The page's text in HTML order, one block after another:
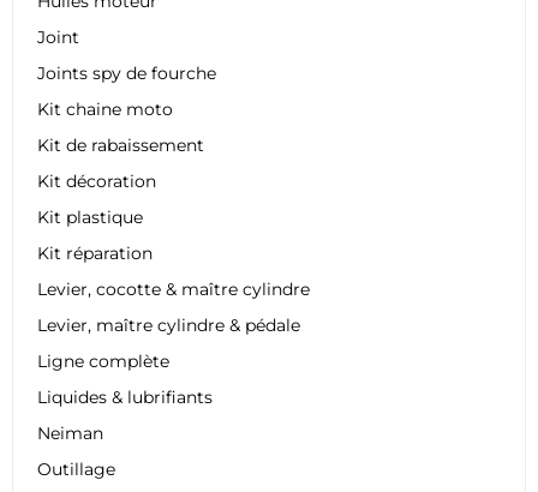
Joint
Joints spy de fourche
Kit chaine moto
Kit de rabaissement
Kit décoration
Kit plastique
Kit réparation
Levier, cocotte & maître cylindre
Levier, maître cylindre & pédale
Ligne complète
Liquides & lubrifiants
Neiman
Outillage